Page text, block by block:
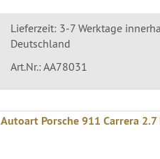
Lieferzeit: 3-7 Werktage
Deutschland
Art.Nr.: AA78031
Autoart Porsche 911 Carrera